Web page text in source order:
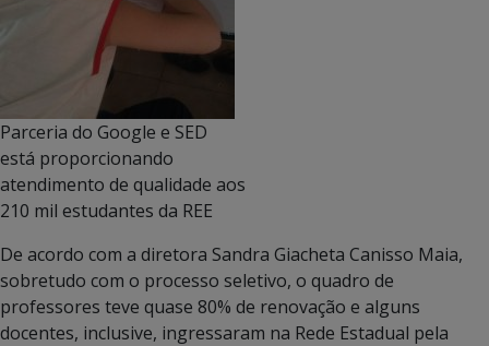
Parceria do Google e SED
está proporcionando
atendimento de qualidade aos
210 mil estudantes da REE
De acordo com a diretora Sandra Giacheta Canisso Maia,
sobretudo com o processo seletivo, o quadro de
professores teve quase 80% de renovação e alguns
docentes, inclusive, ingressaram na Rede Estadual pela